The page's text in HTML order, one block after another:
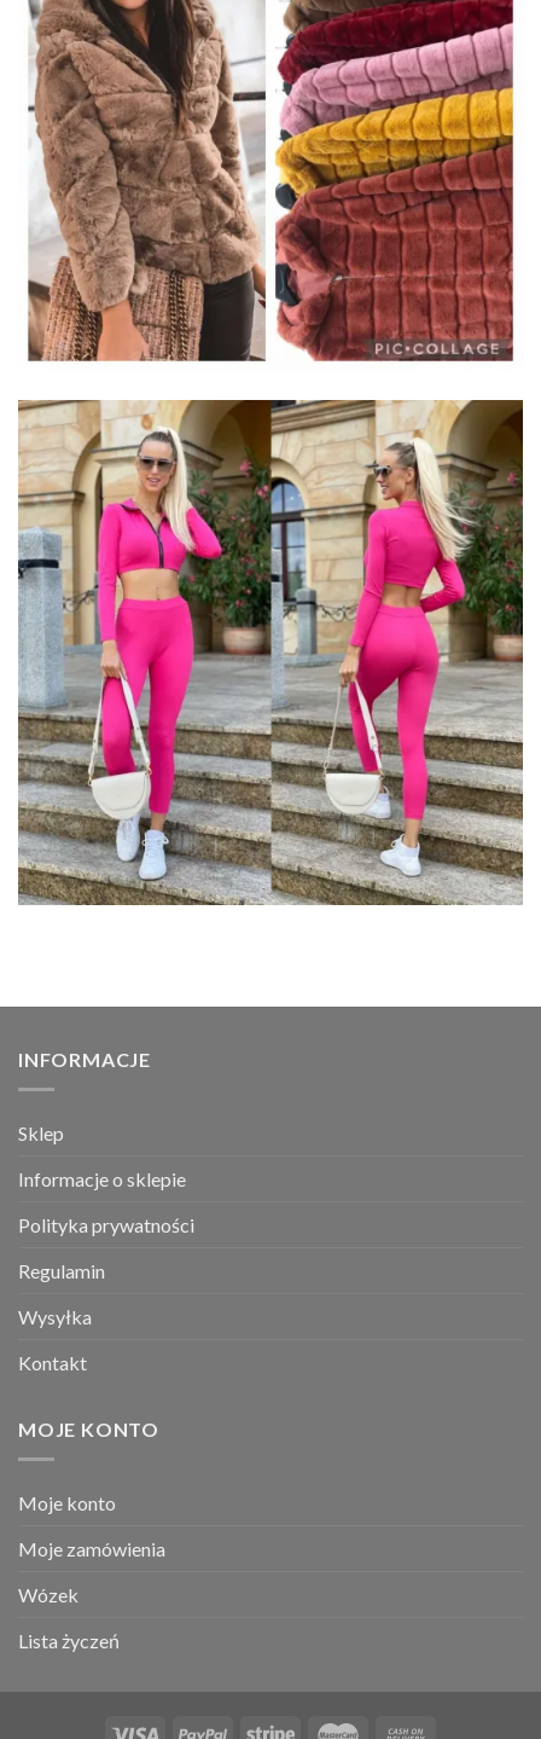
INFORMACJE
Sklep
Informacje o sklepie
Polityka prywatności
Regulamin
Wysyłka
Kontakt
MOJE KONTO
Moje konto
Moje zamówienia
Wózek
Lista życzeń